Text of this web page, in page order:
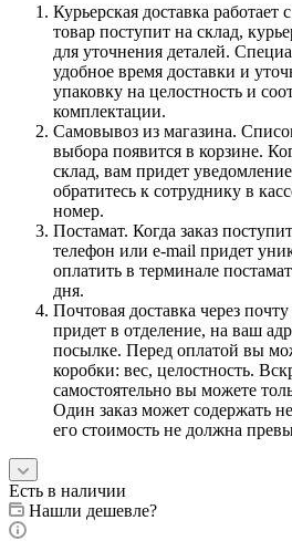
Курьерская доставка работает
товар поступит на склад,
для уточнения деталей.
удобное время доставки и
упаковку на целостность и
комплектации.
Самовывоз из магазина.
выбора появится в корзине.
склад, вам придет
обратитесь к сотруднику в
номер.
Постамат. Когда заказ
телефон или e-mail придет
оплатить в терминале
дня.
Почтовая доставка через
придет в отделение, на ваш
посылке. Перед оплатой вы
коробки: вес, целостность.
самостоятельно вы можете
Один заказ может содержать
его стоимость не должна
Есть в наличии
Нашли дешевле?